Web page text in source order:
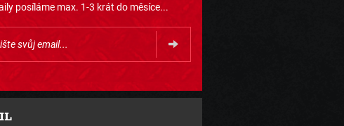
posíláme max. 1-3 krát do měsíce...